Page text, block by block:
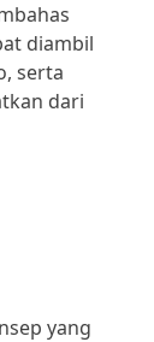
diambil
serta
dari
yang